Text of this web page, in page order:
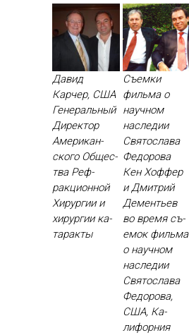
Давид
Карчер, США
Ге­нераль­ный
Ди­рек­тор
Аме­рикан­
ско­го Об­щес­
тва Реф­
ракци­он­ной
Хи­рур­гии и
хи­рур­гии ка­
тарак­ты
Съемки
фильма о
научном
наследии
Святослава
Федорова
Кен Хоф­фер
и Дмит­рий
Де­менть­ев
во вре­мя съ­
емок филь­ма
о на­уч­ном
нас­ле­дии
Свя­тос­ла­ва
Фе­доро­ва,
США, Ка­
лифор­ния